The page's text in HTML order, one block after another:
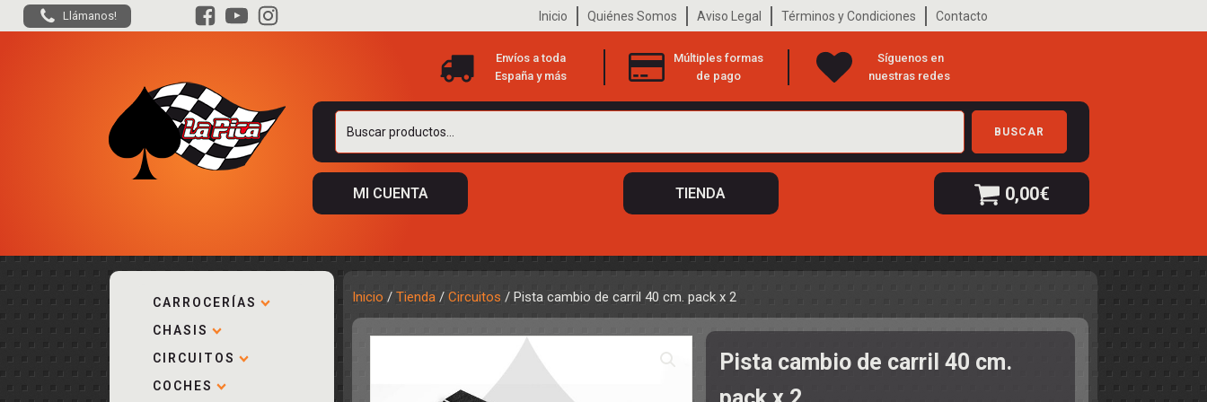
Llámanos! Inicio Quiénes Somos Aviso Legal Términos y Condiciones Contacto
Envíos a toda
España y más
Múltiples formas
de pago
Síguenos en
nuestras redes
Buscar
BUSCAR
MI CUENTA TIENDA 0,00€
CARROCERÍAS
CHASIS
CIRCUITOS
COCHES
Inicio / Tienda / Circuitos / Pista cambio de carril 40 cm. pack x 2
Pista cambio de carril 40 cm.